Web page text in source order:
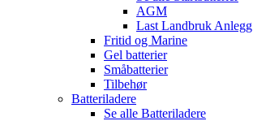
AGM
Last Landbruk Anlegg
Fritid og Marine
Gel batterier
Småbatterier
Tilbehør
Batteriladere
Se alle Batteriladere